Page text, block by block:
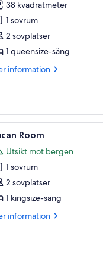
38 kvadratmeter
1 sovrum
2 sovplatser
1 queensize-säng
information
genom stora fönster.
bord och en spegel.
7 Room
Utsikt mot bergen
1 sovrum
2 sovplatser
1 kingsize-säng
information